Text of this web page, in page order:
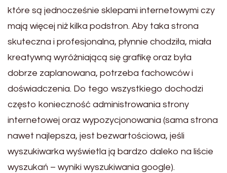
które są jednocześnie sklepami internetowymi czy
mają więcej niż kilka podstron. Aby taka strona
skuteczna i profesjonalna, płynnie chodziła, miała
kreatywną wyróżniającą się grafikę oraz była
dobrze zaplanowana, potrzeba fachowców i
doświadczenia. Do tego wszystkiego dochodzi
często konieczność administrowania strony
internetowej oraz wypozycjonowania (sama strona
nawet najlepsza, jest bezwartościowa, jeśli
wyszukiwarka wyświetla ją bardzo daleko na liście
wyszukań – wyniki wyszukiwania google).